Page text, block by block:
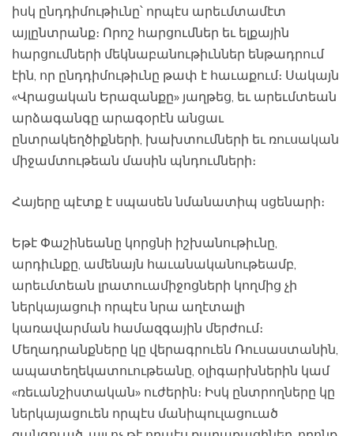
իսկ ընդդիմութիւնը՝ որպէս արեւմտամէտ
այլընտրանք։ Որոշ հարցումներ եւ ելքային
հարցումների մեկնաբանութիւններ ենթադրում
էին, որ ընդդիմութիւնը թափ է հաւաքում։ Սակայն
«Վրացական Երազանքը» յաղթեց, եւ արեւմտեան
արձագանգը արագօրէն անցաւ
ընտրակեղծիքների, խախտումների եւ ռուսական
միջամտութեան մասին պնդումների։
Հայերը պէտք է սպասեն նմանատիպ սցենարի։
Եթէ Փաշինեանը կորցնի իշխանութիւնը,
արդիւնքը, ամենայն հաւանականութեամբ,
արեւմտեան լրատուամիջոցների կողմից չի
ներկայացուի որպէս նրա աղէտալի
կառավարման համազգային մերժում։
Մեղադրանքները կը վերագրուեն Ռուսաստանին,
ապատեղեկատուութեանը, օլիգարխներին կամ
«ռեւանշիստական» ուժերին։ Իսկ ընտրողները կը
ներկայացուեն որպէս մանիպուլացուած